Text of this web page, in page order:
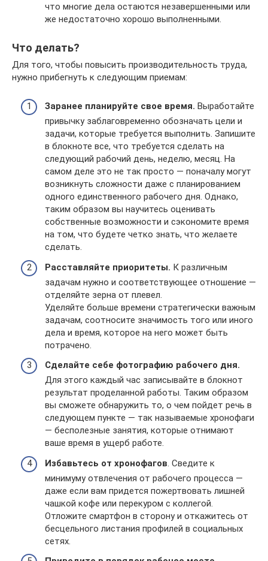
что многие дела остаются незавершенными или
же недостаточно хорошо выполненными.
Что делать?
Для того, чтобы повысить производительность труда,
нужно прибегнуть к следующим приемам:
Заранее планируйте свое время. Выработайте
привычку заблаговременно обозначать цели и
задачи, которые требуется выполнить. Запишите
в блокноте все, что требуется сделать на
следующий рабочий день, неделю, месяц. На
самом деле это не так просто — поначалу могут
возникнуть сложности даже с планированием
одного единственного рабочего дня. Однако,
таким образом вы научитесь оценивать
собственные возможности и сэкономите время
на том, что будете четко знать, что желаете
сделать.
Расставляйте приоритеты. К различным
задачам нужно и соответствующее отношение —
отделяйте зерна от плевел.
Уделяйте больше времени стратегически важным
задачам, соотносите значимость того или иного
дела и время, которое на него может быть
потрачено.
Сделайте себе фотографию рабочего дня.
Для этого каждый час записывайте в блокнот
результат проделанной работы. Таким образом
вы сможете обнаружить то, о чем пойдет речь в
следующем пункте — так называемые хронофаги
— бесполезные занятия, которые отнимают
ваше время в ущерб работе.
Избавьтесь от хронофагов . Сведите к
минимуму отвлечения от рабочего процесса —
даже если вам придется пожертвовать лишней
чашкой кофе или перекуром с коллегой.
Отложите смартфон в сторону и откажитесь от
бесцельного листания профилей в социальных
сетях.